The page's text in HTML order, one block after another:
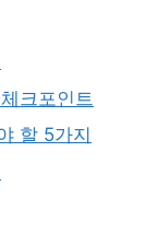
크포인트
할 5가지